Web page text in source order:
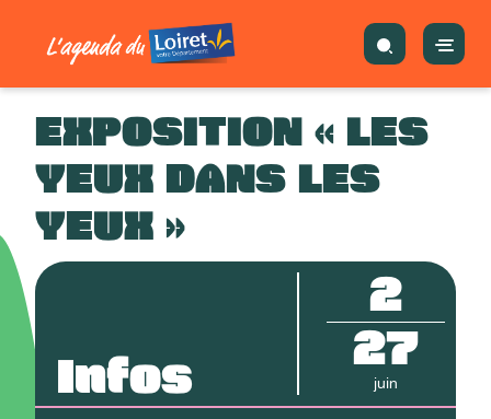
EXPOSITION « LES
YEUX DANS LES
YEUX »
Infos
2
27
juin